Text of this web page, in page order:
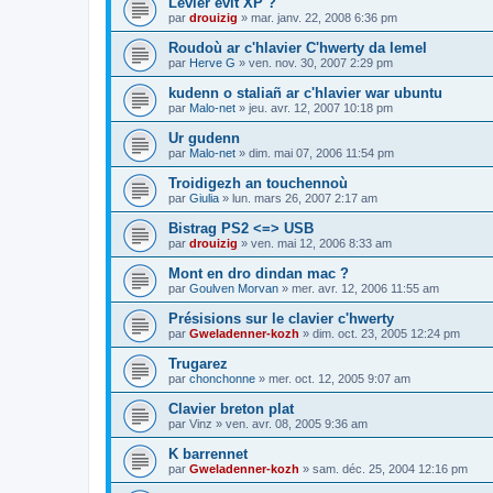
par drouizig » mar. janv. 22, 2008 6:36 pm
Roudoù ar c'hlavier C'hwerty da lemel
par Herve G » ven. nov. 30, 2007 2:29 pm
kudenn o staliañ ar c'hlavier war ubuntu
par Malo-net » jeu. avr. 12, 2007 10:18 pm
Ur gudenn
par Malo-net » dim. mai 07, 2006 11:54 pm
Troidigezh an touchennoù
par Giulia » lun. mars 26, 2007 2:17 am
Bistrag PS2 <=> USB
par drouizig » ven. mai 12, 2006 8:33 am
Mont en dro dindan mac ?
par Goulven Morvan » mer. avr. 12, 2006 11:55 am
Présisions sur le clavier c'hwerty
par Gweladenner-kozh » dim. oct. 23, 2005 12:24 pm
Trugarez
par chonchonne » mer. oct. 12, 2005 9:07 am
Clavier breton plat
par Vinz » ven. avr. 08, 2005 9:36 am
K barrennet
par Gweladenner-kozh » sam. déc. 25, 2004 12:16 pm